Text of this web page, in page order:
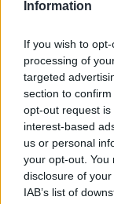
Information
If you wish to
processing of
targeted
section to
opt-out request
interest-based
us or personal
your opt-out. You
disclosure of
IAB’s list of
Ο φωτογράφος
Η «Καθημερινή»
και το
Χουτζαίου, από
Μυτιλήνη έως
και τη Νέα Υόρκη
Η «Χαλιούρω»
αναγνωστικό
Μυτιλήνης
Για το